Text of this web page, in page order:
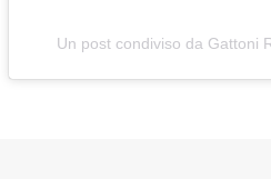
Un post condiviso da Gattoni